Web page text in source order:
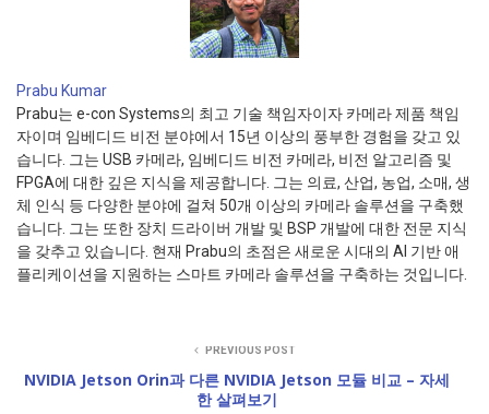
Prabu Kumar
Prabu는 e-con Systems의 최고 기술 책임자이자 카메라 제품 책임
자이며 임베디드 비전 분야에서 15년 이상의 풍부한 경험을 갖고 있
습니다. 그는 USB 카메라, 임베디드 비전 카메라, 비전 알고리즘 및
FPGA에 대한 깊은 지식을 제공합니다. 그는 의료, 산업, 농업, 소매, 생
체 인식 등 다양한 분야에 걸쳐 50개 이상의 카메라 솔루션을 구축했
습니다. 그는 또한 장치 드라이버 개발 및 BSP 개발에 대한 전문 지식
을 갖추고 있습니다. 현재 Prabu의 초점은 새로운 시대의 AI 기반 애
플리케이션을 지원하는 스마트 카메라 솔루션을 구축하는 것입니다.
PREVIOUS POST
NVIDIA Jetson Orin과 다른 NVIDIA Jetson 모듈 비교 – 자세
한 살펴보기